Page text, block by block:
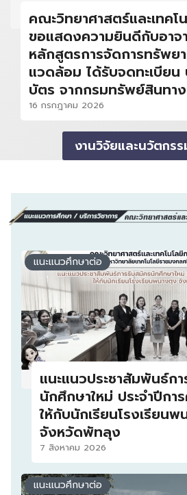
คณะวิทยาศาสตร์และเทคโ
ขอแสดงความยินดีกับอาจ
หลักสูตรการจัดการทรัพย
แวดล้อม ได้รับจดทะเบียน
บัตร จากกรมทรัพย์สินท
16 กรกฎาคม 2026
งานวิจัยและนวัตกร
แนะแนวศึกษาต่อ
แนะแนวประชาสัมพันธ์ก
นักศึกษาใหม่ ประจำปีกา
ให้กับนักเรียนโรงเรียนพ
จังหวัดพัทลุง
7 สิงหาคม 2026
แนะแนวศึกษาต่อ